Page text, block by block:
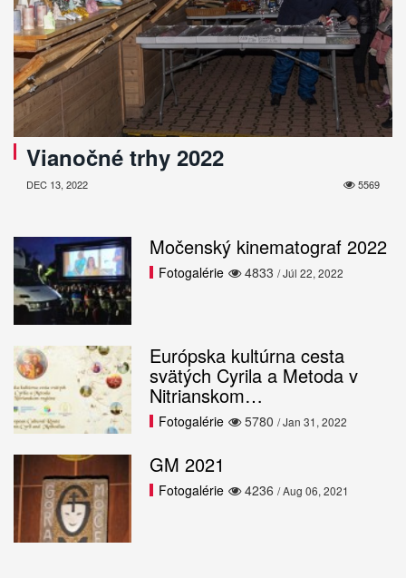
Vianočné trhy 2022
5569
DEC 13, 2022
Močenský kinematograf 2022
4833
Fotogalérie / Júl 22, 2022
Európska kultúrna cesta
svätých Cyrila a Metoda v
Nitrianskom…
5780
Fotogalérie / Jan 31, 2022
GM 2021
4236
Fotogalérie / Aug 06, 2021